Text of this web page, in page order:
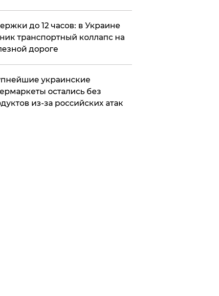
до 12 часов: в Украине
транспортный коллапс на
дороге
украинские
остались без
из-за российских атак